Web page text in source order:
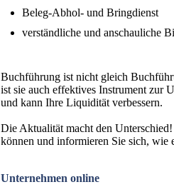
Beleg-Abhol- und Bringdienst
verständliche und anschauliche
Buchführung ist nicht gleich
ist sie auch effektives Instrument zur
und kann Ihre Liquidität verbessern.
Die Aktualität macht den
können und informieren Sie sich, wie
Unternehmen online